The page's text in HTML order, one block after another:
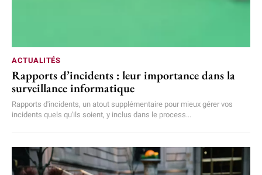
ACTUALITÉS
Rapports d’incidents : leur importance dans la
surveillance informatique
Rapports d'incidents, un atout supplémentaire pour mieux gérer vos
incidents quels qu'ils soient, y inclus dans le process...